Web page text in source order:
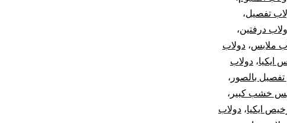
تفصيل،
درفتين،
ملابس، دولاب
ايكيا، دولاب
بالصور ،
خشب كبير ،
ايكيا، دولاب